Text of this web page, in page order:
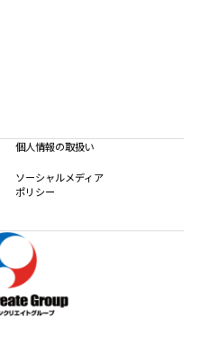
個人情報の取扱い
ソーシャルメディア
ポリシー